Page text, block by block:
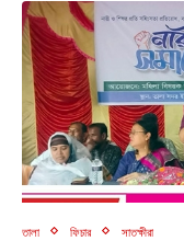
তালা ফিচার সাতক্ষীরা